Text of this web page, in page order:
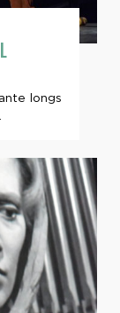
longs